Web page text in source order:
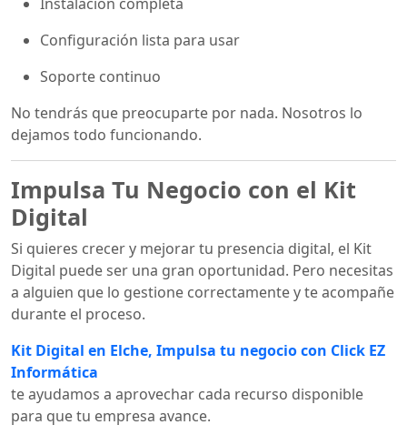
Configuración lista para usar
Soporte continuo
No tendrás que preocuparte por nada. Nosotros lo
dejamos todo funcionando.
Impulsa Tu Negocio con el Kit
Digital
Si quieres crecer y mejorar tu presencia digital, el Kit
Digital puede ser una gran oportunidad. Pero necesitas
a alguien que lo gestione correctamente y te acompañe
durante el proceso.
Kit Digital en Elche, Impulsa tu negocio con Click EZ
Informática
te ayudamos a aprovechar cada recurso disponible
para que tu empresa avance.